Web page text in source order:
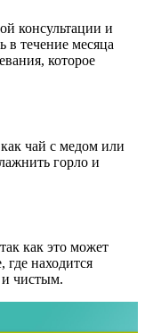
консультации и
в течение месяца
которое
чай с медом или
горло и
как это может
находится
чистым.